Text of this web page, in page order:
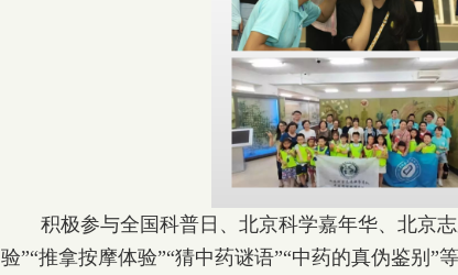
积极参与全国科普日、北京科学嘉年华、北京志
验”“推拿按摩体验”“猜中药谜语”“中药的真伪鉴别